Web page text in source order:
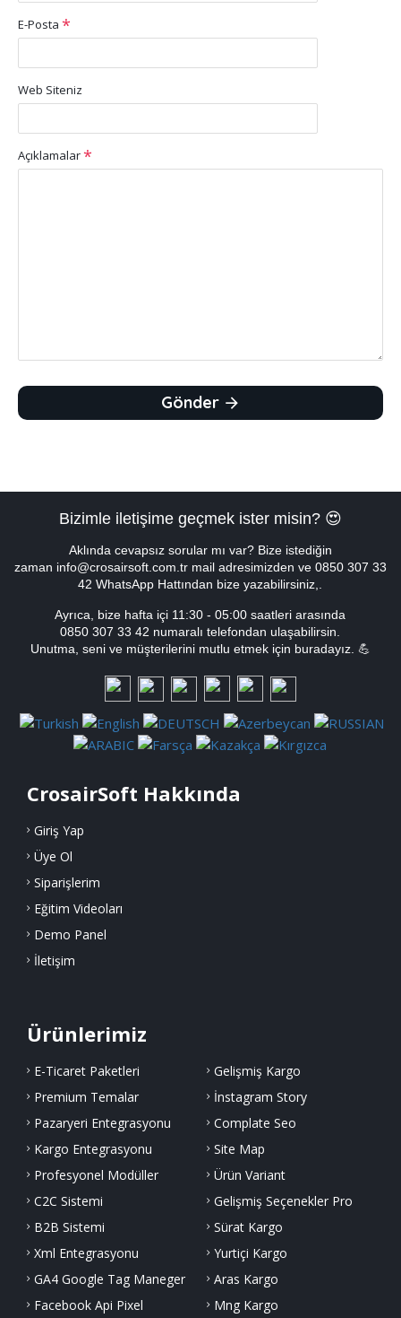
E-Posta
Web Siteniz
Açıklamalar
Gönder
Bizimle iletişime geçmek ister misin? 😍
Aklında cevapsız sorular mı var? Bize istediğin
zaman info@crosairsoft.com.tr mail adresimizden ve 0850 307 33
42 WhatsApp Hattından bize yazabilirsiniz,.
Ayrıca, bize hafta içi 11:30 - 05:00 saatleri arasında
0850 307 33 42 numaralı telefondan ulaşabilirsin.
Unutma, seni ve müşterilerini mutlu etmek için buradayız. 💪
CrosairSoft Hakkında
Giriş Yap
Üye Ol
Siparişlerim
Eğitim Videoları
Demo Panel
İletişim
Ürünlerimiz
E-Ticaret Paketleri
Premium Temalar
Pazaryeri Entegrasyonu
Kargo Entegrasyonu
Profesyonel Modüller
C2C Sistemi
B2B Sistemi
Xml Entegrasyonu
GA4 Google Tag Maneger
Facebook Api Pixel
Gelişmiş Kargo
İnstagram Story
Complate Seo
Site Map
Ürün Variant
Gelişmiş Seçenekler Pro
Sürat Kargo
Yurtiçi Kargo
Aras Kargo
Mng Kargo